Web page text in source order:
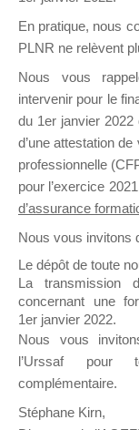
Ce groupe
Formation
Propositions
sur lequel il
ou poser
NB : Il est
pouvoir
En pratique, nous
PLNR ne relèvent
Nous vous
intervenir pour le
du 1er janvier
d’une attestation
professionnelle
pour l’exercice
d’assurance
Nous vous invitons
Le dépôt de toute
La transmission
concernant une
1er janvier 2022.
Nous vous
l’Urssaf pour
complémentaire.
Stéphane Kirn,